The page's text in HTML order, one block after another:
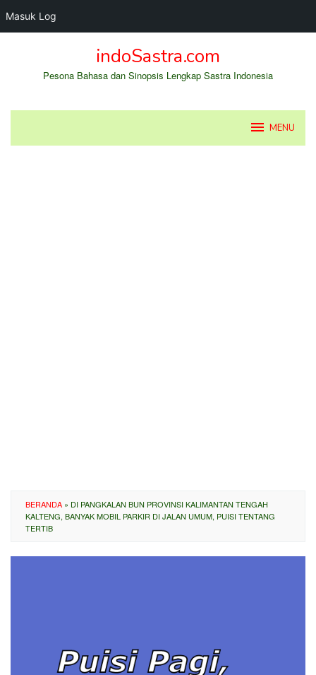
Masuk Log
indoSastra.com
Pesona Bahasa dan Sinopsis Lengkap Sastra Indonesia
MENU
BERANDA » DI PANGKALAN BUN PROVINSI KALIMANTAN TENGAH
KALTENG, BANYAK MOBIL PARKIR DI JALAN UMUM, PUISI TENTANG
TERTIB